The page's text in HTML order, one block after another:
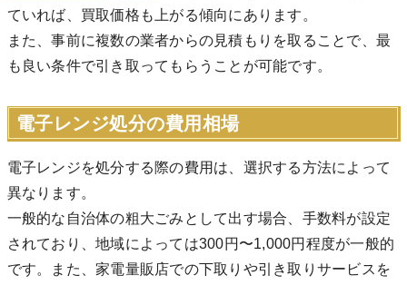
ていれば、買取価格も上がる傾向にあります。
また、事前に複数の業者からの見積もりを取ることで、最
も良い条件で引き取ってもらうことが可能です。
電子レンジ処分の費用相場
電子レンジを処分する際の費用は、選択する方法によって
異なります。
一般的な自治体の粗大ごみとして出す場合、手数料が設定
されており、地域によっては300円〜1,000円程度が一般的
です。また、家電量販店での下取りや引き取りサービスを